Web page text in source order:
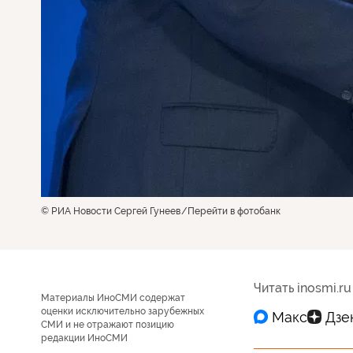
© РИА Новости Сергей Гунеев Перейти в фотобанк
Материалы ИноСМИ содержат
оценки исключительно зарубежных
СМИ и не отражают позицию
редакции ИноСМИ
Читать inosmi.ru